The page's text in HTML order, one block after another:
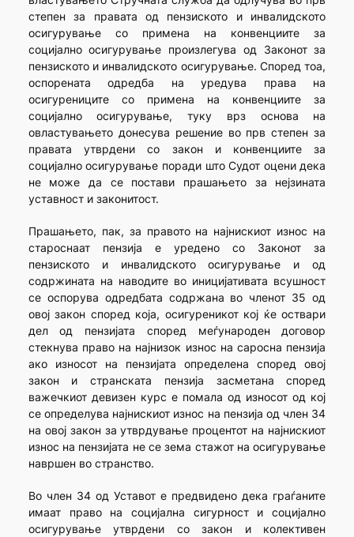
степен за правата од пензиското и инвалидското
осигурување со примена на конвенциите за
социјално осигурување произлегува од Законот за
пензиското и инвалидското осигурување. Според тоа,
оспорената одредба на уредува права на
осигурениците со примена на конвенциите за
социјално осигурување, туку врз основа на
овластувањето донесува решение во прв степен за
правата утврдени со закон и конвенциите за
социјално осигурување поради што Судот оцени дека
не може да се постави прашањето за нејзината
уставност и законитост.
Прашањето, пак, за правото на најнискиот износ на
староснаат пензија е уредено со Законот за
пензиското и инвалидското осигурување и од
содржината на наводите во иницијативата всушност
се оспорува одредбата содржана во членот 35 од
овој закон според која, осигуреникот кој ќе оствари
дел од пензијата според меѓународен договор
стекнува право на најнизок износ на саросна пензија
ако износот на пензијата определена според овој
закон и странската пензија засметана според
важечкиот девизен курс е помала од износот од кој
се определува најнискиот износ на пензија од член 34
на овој закон за утврдување процентот на најнискиот
износ на пензијата не се зема стажот на осигурување
навршен во странство.
Во член 34 од Уставот е предвидено дека граѓаните
имаат право на социјална сигурност и социјално
осигурување утврдени со закон и колективен